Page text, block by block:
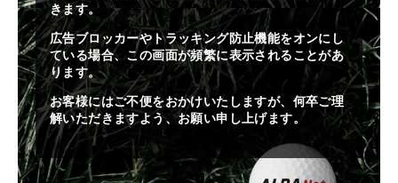
きます。
広告ブロッカーやトラッキング防止機能をオンにし
ている場合、この画面が頻繁に表示されることがあ
ります。
お客様にはご不便をおかけいたしますが、何卒ご理
解いただきますよう、お願い申し上げます。